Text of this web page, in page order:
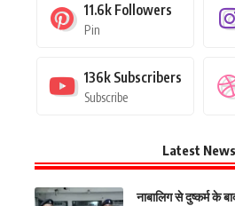
11.6k Followers
Pin
136k Subscribers
Subscribe
Latest News
नाबालिग से दुष्कर्म के